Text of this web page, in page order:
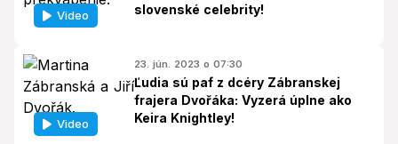
Video
slovenské celebrity!
Video
23. jún. 2023 o 07:30
Ľudia sú paf z dcéry Zábranskej
frajera Dvořáka: Vyzerá úplne ako
Keira Knightley!